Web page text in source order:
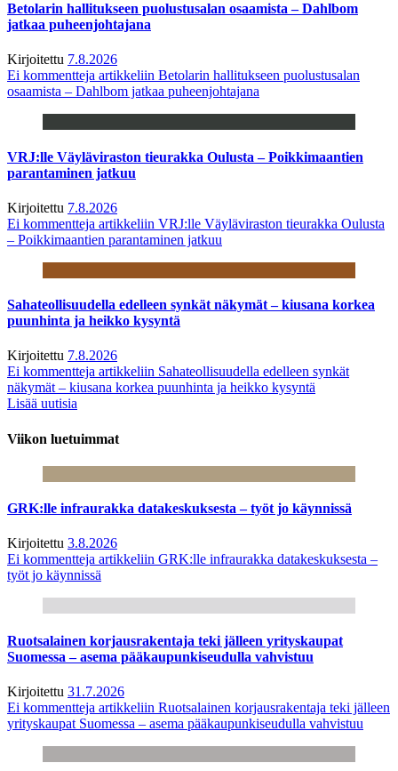
Betolarin hallitukseen puolustusalan osaamista – Dahlbom
jatkaa puheenjohtajana
Kirjoitettu 7.8.2026
Ei kommentteja artikkeliin Betolarin hallitukseen puolustusalan
osaamista – Dahlbom jatkaa puheenjohtajana
VRJ:lle Väyläviraston tieurakka Oulusta – Poikkimaantien
parantaminen jatkuu
Kirjoitettu 7.8.2026
Ei kommentteja artikkeliin VRJ:lle Väyläviraston tieurakka Oulusta
– Poikkimaantien parantaminen jatkuu
Sahateollisuudella edelleen synkät näkymät – kiusana korkea
puunhinta ja heikko kysyntä
Kirjoitettu 7.8.2026
Ei kommentteja artikkeliin Sahateollisuudella edelleen synkät
näkymät – kiusana korkea puunhinta ja heikko kysyntä
Lisää uutisia
Viikon luetuimmat
GRK:lle infraurakka datakeskuksesta – työt jo käynnissä
Kirjoitettu 3.8.2026
Ei kommentteja artikkeliin GRK:lle infraurakka datakeskuksesta –
työt jo käynnissä
Ruotsalainen korjausrakentaja teki jälleen yrityskaupat
Suomessa – asema pääkaupunkiseudulla vahvistuu
Kirjoitettu 31.7.2026
Ei kommentteja artikkeliin Ruotsalainen korjausrakentaja teki jälleen
yrityskaupat Suomessa – asema pääkaupunkiseudulla vahvistuu